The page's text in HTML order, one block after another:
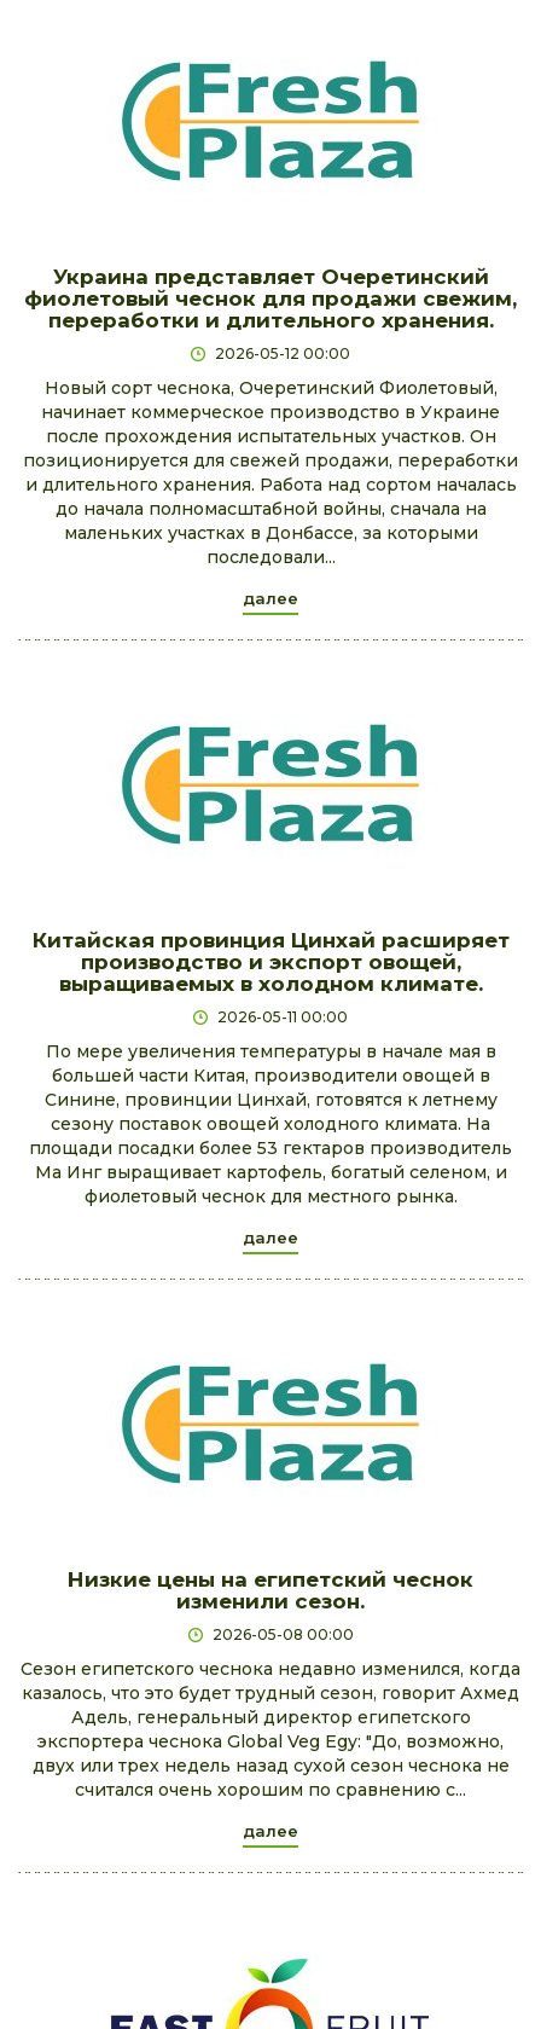
Украина представляет Очеретинский
фиолетовый чеснок для продажи свежим,
переработки и длительного хранения.
2026-05-12 00:00
Новый сорт чеснока, Очеретинский Фиолетовый,
начинает коммерческое производство в Украине
после прохождения испытательных участков. Он
позиционируется для свежей продажи, переработки
и длительного хранения. Работа над сортом началась
до начала полномасштабной войны, сначала на
маленьких участках в Донбассе, за которыми
последовали...
далее
Китайская провинция Цинхай расширяет
производство и экспорт овощей,
выращиваемых в холодном климате.
2026-05-11 00:00
По мере увеличения температуры в начале мая в
большей части Китая, производители овощей в
Синине, провинции Цинхай, готовятся к летнему
сезону поставок овощей холодного климата. На
площади посадки более 53 гектаров производитель
Ма Инг выращивает картофель, богатый селеном, и
фиолетовый чеснок для местного рынка.
далее
Низкие цены на египетский чеснок
изменили сезон.
2026-05-08 00:00
Сезон египетского чеснока недавно изменился, когда
казалось, что это будет трудный сезон, говорит Ахмед
Адель, генеральный директор египетского
экспортера чеснока Global Veg Egy: "До, возможно,
двух или трех недель назад сухой сезон чеснока не
считался очень хорошим по сравнению с...
далее